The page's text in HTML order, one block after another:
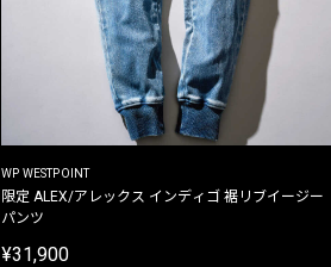
WP WESTPOINT
限定 ALEX/アレックス インディゴ 裾リブイージー
パンツ
¥31,900